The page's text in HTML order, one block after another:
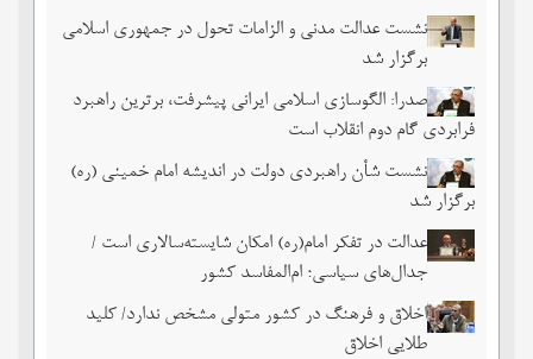
نشست عدالت مدنی و الزامات تحول در جمهوری اسلامی
برگزار شد
صدرا: الگوسازی اسلامی ایرانی پیشرفت، برترین راهبرد
فرابردی گام دوم انقلاب است
نشست شأن راهبردی دولت در اندیشه امام خمینی (ره)
برگزار شد
عدالت در تفکر امام(ره) امکان شایسته‌سالاری است /
جدال‌های سیاسی؛ ام‌المفاسد کشور
اخلاق و فرهنگ در کشور متولی مشخص ندارد/ کلید
طلایی اخلاق